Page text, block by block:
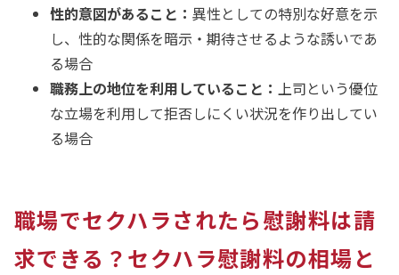
性的意図があること： 異性としての特別な好意を示
し、性的な関係を暗示・期待させるような誘いであ
る場合
職務上の地位を利用していること： 上司という優位
な立場を利用して拒否しにくい状況を作り出してい
る場合
職場でセクハラされたら慰謝料は請
求できる？セクハラ慰謝料の相場と